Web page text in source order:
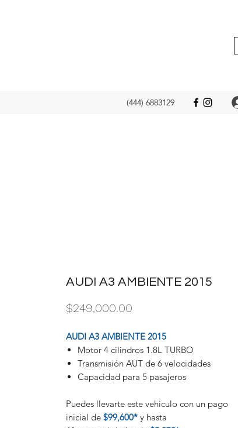
(444) 6883129
AUDI A3 AMBIENTE 2015
$249,000.00
AUDI A3 AMBIENTE 2015
Motor 4 cilindros 1.8L TURBO
Transmisión AUT de 6 velocidades
Capacidad para 5 pasajeros
Puedes llevarte este vehiculo con un pago
inicial de $99,600* y hasta